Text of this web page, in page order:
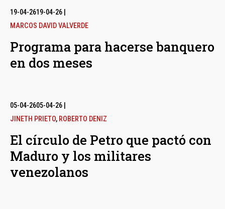
19-04-2619-04-26
MARCOS DAVID VALVERDE
Programa para hacerse banquero
en dos meses
05-04-2605-04-26
JINETH PRIETO, ROBERTO DENIZ
El círculo de Petro que pactó con
Maduro y los militares
venezolanos